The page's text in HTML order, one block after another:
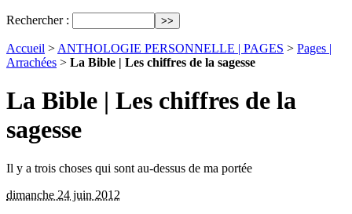
Rechercher :
Accueil > ANTHOLOGIE PERSONNELLE | PAGES > Pages |
Arrachées > La Bible | Les chiffres de la sagesse
La Bible | Les chiffres de la
sagesse
Il y a trois choses qui sont au-dessus de ma portée
dimanche 24 juin 2012